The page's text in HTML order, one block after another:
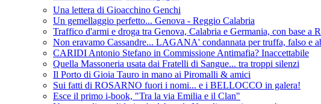
Una lettera di Gioacchino Genchi
Un gemellaggio perfetto... Genova - Reggio Calabria
Traffico d'armi e droga tra Genova, Calabria e Germania, con base a
Non eravamo Cassandre... LAGANA' condannata per truffa, falso e
CARIDI Antonio Stefano in Commissione Antimafia? Inaccettabile
Quella Massoneria usata dai Fratelli di Sangue... tra troppi silenzi
Il Porto di Gioia Tauro in mano ai Piromalli & amici
Sui fatti di ROSARNO fuori i nomi... e i BELLOCCO in galera!
Esce il primo i-book, "Tra la via Emilia e il Clan"